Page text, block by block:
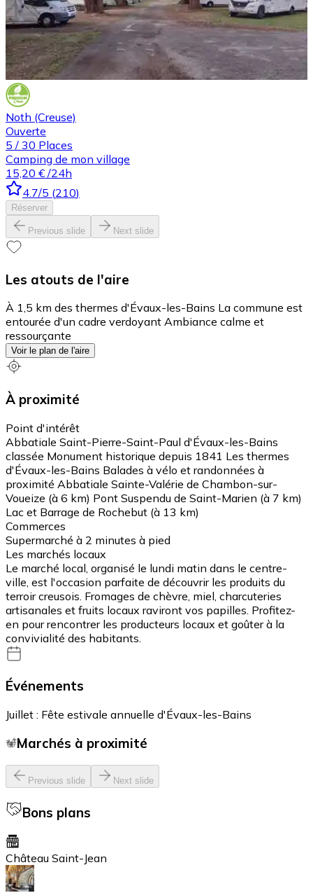
Noth (Creuse)
Ouverte
5 / 30 Places
Camping de mon village
15,20 € /24h
4.7/5 (210)
Réserver
Previous slide Next slide
Les atouts de l'aire
À 1,5 km des thermes d'Évaux-les-Bains La commune est
entourée d'un cadre verdoyant Ambiance calme et
ressourçante
Voir le plan de l'aire
À proximité
Point d'intérêt
Abbatiale Saint-Pierre-Saint-Paul d'Évaux-les-Bains
classée Monument historique depuis 1841 Les thermes
d'Évaux-les-Bains Balades à vélo et randonnées à
proximité Abbatiale Sainte-Valérie de Chambon-sur-
Voueize (à 6 km) Pont Suspendu de Saint-Marien (à 7 km)
Lac et Barrage de Rochebut (à 13 km)
Commerces
Supermarché à 2 minutes à pied
Les marchés locaux
Le marché local, organisé le lundi matin dans le centre-
ville, est l'occasion parfaite de découvrir les produits du
terroir creusois. Fromages de chèvre, miel, charcuteries
artisanales et fruits locaux raviront vos papilles. Profitez-
en pour rencontrer les producteurs locaux et goûter à la
convivialité des habitants.
Événements
Juillet : Fête estivale annuelle d'Évaux-les-Bains
Marchés à proximité
Previous slide Next slide
Bons plans
Château Saint-Jean